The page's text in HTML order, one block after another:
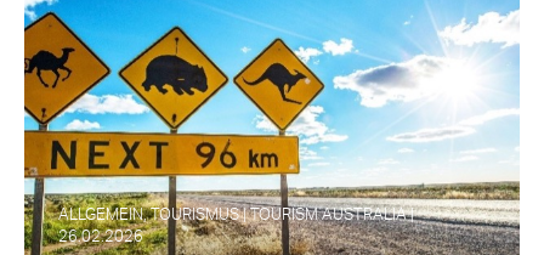
ALLGEMEIN, TOURISMUS | TOURISM AUSTRALIA |
26.02.2026